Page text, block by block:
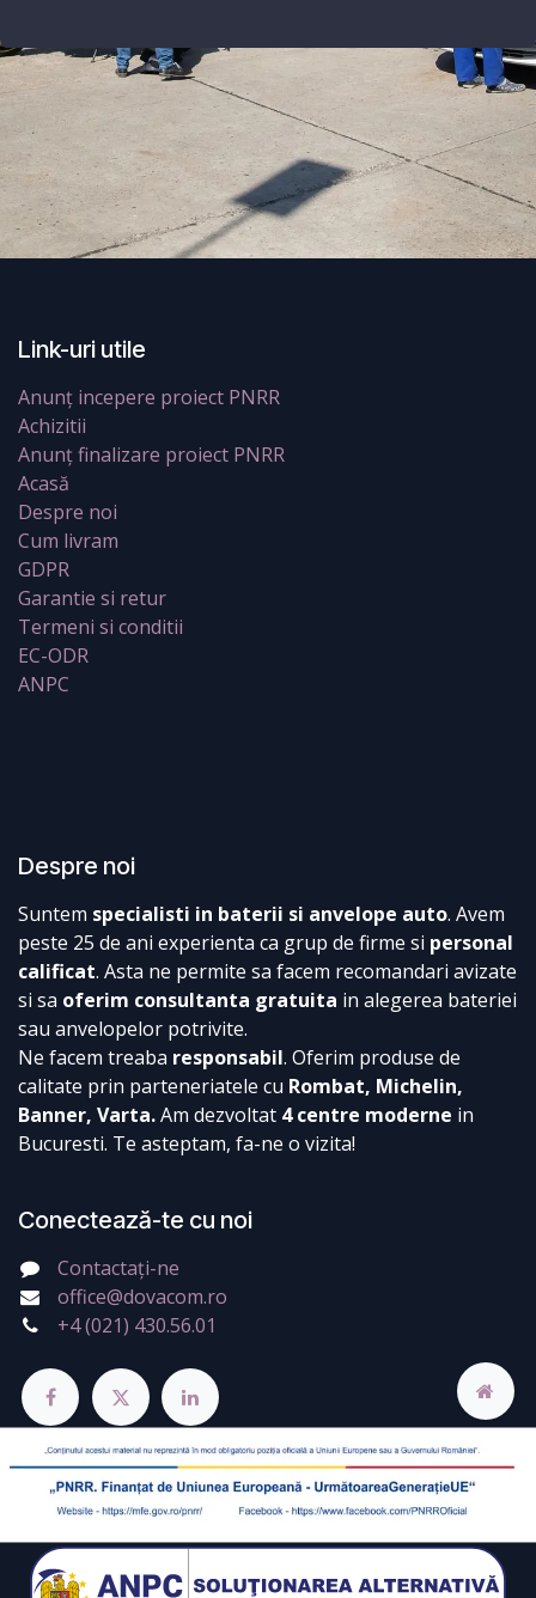
Link-uri utile
Anunț incepere proiect PNRR
Achizitii
Anunț finalizare proiect PNRR
Acasă
Despre noi
Cum livram
GDPR
Garantie si retur
Termeni si conditii
EC-ODR
ANPC
Despre noi
Suntem specialisti in baterii si anvelope auto. Avem
peste 25 de ani experienta ca grup de firme si personal
calificat. Asta ne permite sa facem recomandari avizate
si sa oferim consultanta gratuita in alegerea bateriei
sau anvelopelor potrivite.
Ne facem treaba responsabil. Oferim produse de
calitate prin parteneriatele cu Rombat, Michelin,
Banner, Varta.Am dezvoltat 4 centre moderne in
Bucuresti. Te asteptam, fa-ne o vizita!
Conectează-te cu noi
Contactați-ne
office@dovacom.ro
+4 (021) 430.56.01